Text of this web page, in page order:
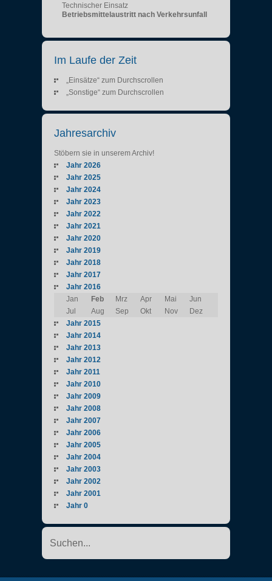
Technischer Einsatz
Betriebsmittelaustritt nach Verkehrsunfall
Im Laufe der Zeit
„Einsätze“ zum Durchscrollen
„Sonstige“ zum Durchscrollen
Jahresarchiv
Stöbern sie in unserem Archiv!
Jahr 2026
Jahr 2025
Jahr 2024
Jahr 2023
Jahr 2022
Jahr 2021
Jahr 2020
Jahr 2019
Jahr 2018
Jahr 2017
Jahr 2016
Jan
Feb Mrz Apr Mai
Jun
Jul
Aug Sep Okt Nov
Dez
Jahr 2015
Jahr 2014
Jahr 2013
Jahr 2012
Jahr 2011
Jahr 2010
Jahr 2009
Jahr 2008
Jahr 2007
Jahr 2006
Jahr 2005
Jahr 2004
Jahr 2003
Jahr 2002
Jahr 2001
Jahr 0